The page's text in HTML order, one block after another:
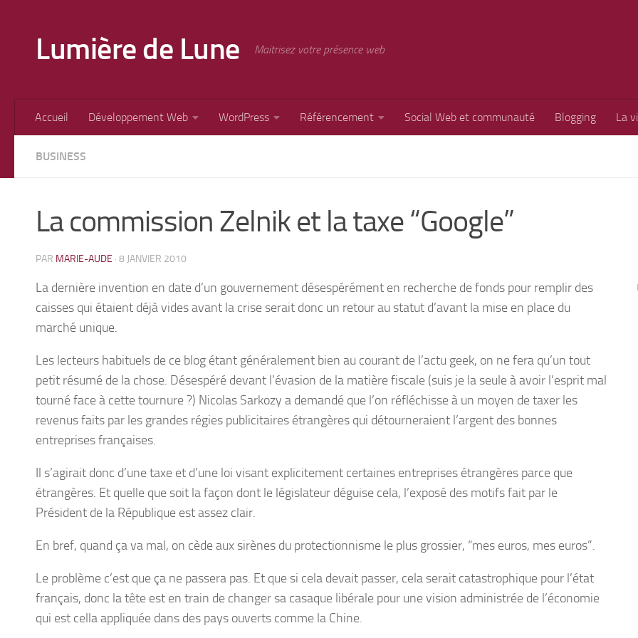
Lumière de Lune Maitrisez votre présence web
Accueil Développement Web WordPress Référencement Social Web et communauté Blogging La
BUSINESS
La commission Zelnik et la taxe “Google”
PAR MARIE-AUDE · 8 JANVIER 2010
La dernière invention en date d’un gouvernement désespérément en recherche de fonds pour remplir des
caisses qui étaient déjà vides avant la crise serait donc un retour au statut d’avant la mise en place du
marché unique.
Les lecteurs habituels de ce blog étant généralement bien au courant de l’actu geek, on ne fera qu’un tout
petit résumé de la chose. Désespéré devant l’évasion de la matière fiscale (suis je la seule à avoir l’esprit mal
tourné face à cette tournure ?) Nicolas Sarkozy a demandé que l’on réfléchisse à un moyen de taxer les
revenus faits par les grandes régies publicitaires étrangères qui détourneraient l’argent des bonnes
entreprises françaises.
Il s’agirait donc d’une taxe et d’une loi visant explicitement certaines entreprises étrangères parce que
étrangères. Et quelle que soit la façon dont le législateur déguise cela, l’exposé des motifs fait par le
Président de la République est assez clair.
En bref, quand ça va mal, on cède aux sirènes du protectionnisme le plus grossier, “mes euros, mes euros”.
Le problème c’est que ça ne passera pas. Et que si cela devait passer, cela serait catastrophique pour l’état
français, donc la tête est en train de changer sa casaque libérale pour une vision administrée de l’économie
qui est cella appliquée dans des pays ouverts comme la Chine.